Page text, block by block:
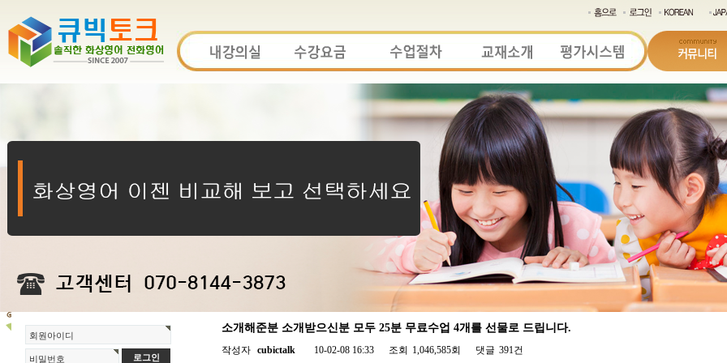
회원아이디
비밀번호
소개해준분 소개받으신분 모두 25분 무료수업 4개를 선물로 드립니다.
작성자 cubictalk 10-02-08 16:33 조회 1,046,585회 댓글 391건